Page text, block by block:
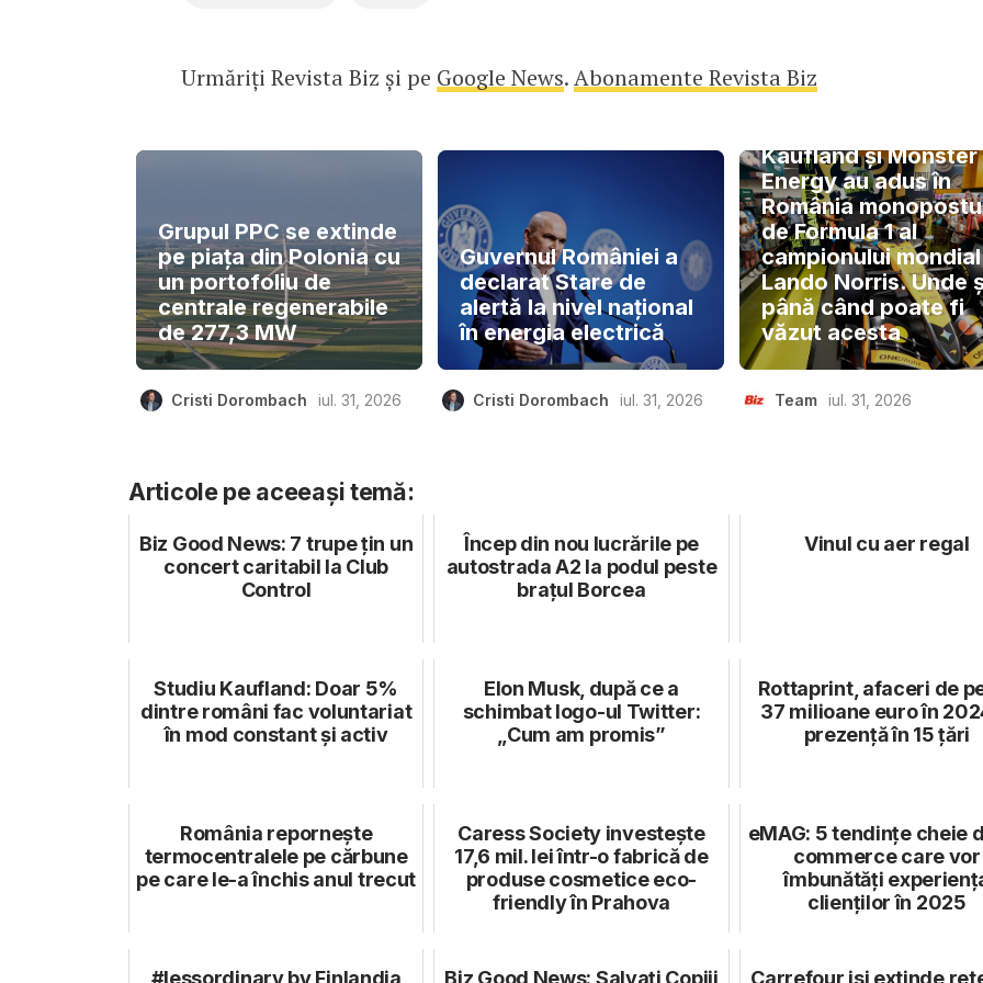
Urmăriți Revista Biz și pe Google News.Abonamente Revista Biz
Grupul PPC se extinde
pe piața din Polonia cu
un portofoliu de
centrale regenerabile
de 277,3 MW
Cristi Dorombach iul. 31, 2026
Guvernul României a
declarat Stare de
alertă la nivel național
în energia electrică
Cristi Dorombach iul. 31, 2026
Kaufland și Monster
Energy au adus în
România
de Formula 1 al
campionului mondial
Lando Norris. Unde
până când poate fi
văzut acesta
Team iul. 31, 2026
Articole pe aceeași temă:
Biz Good News: 7 trupe țin un
concert caritabil la Club
Control
Încep din nou lucrările pe
autostrada A2 la podul peste
brațul Borcea
Vinul cu aer regal
Studiu Kaufland: Doar 5%
dintre români fac voluntariat
în mod constant și activ
Elon Musk, după ce a
schimbat logo-ul Twitter:
„Cum am promis”
Rottaprint, afaceri de
37 milioane euro în
prezență în 15 țări
România repornește
termocentralele pe cărbune
pe care le-a închis anul trecut
Caress Society investește
17,6 mil. lei într-o fabrică de
produse cosmetice eco-
friendly în Prahova
eMAG: 5 tendințe cheie
commerce care vor
îmbunătăți
clienților în 2025
#lessordinary by Finlandia Biz Good News: Salvați Copiii Carrefour isi extinde